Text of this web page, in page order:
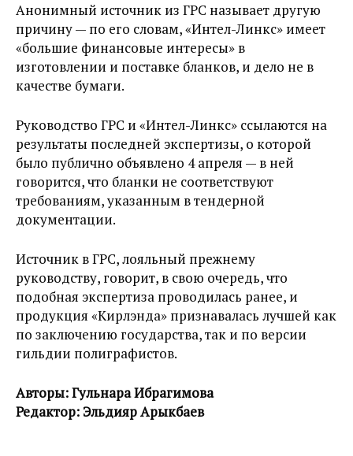
Анонимный источник из ГРС называет другую
причину — по его словам, «Интел-Линкс» имеет
«большие финансовые интересы» в
изготовлении и поставке бланков, и дело не в
качестве бумаги.
Руководство ГРС и «Интел-Линкс» ссылаются на
результаты последней экспертизы, о которой
было публично объявлено 4 апреля — в ней
говорится, что бланки не соответствуют
требованиям, указанным в тендерной
документации.
Источник в ГРС, лояльный прежнему
руководству, говорит, в свою очередь, что
подобная экспертиза проводилась ранее, и
продукция «Кирлэнда» признавалась лучшей как
по заключению государства, так и по версии
гильдии полиграфистов.
Авторы: Гульнара Ибрагимова
Редактор: Эльдияр Арыкбаев